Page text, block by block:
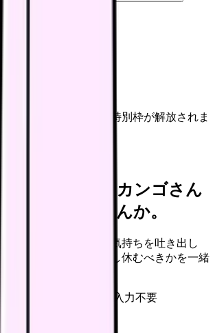
きますか？
と解放
（未開放）
と、転職サポートの特別枠が解放されま
苦しいなら、カンゴさん
話してみませんか。
は進みません。今の気持ちを吐き出し
、辞めるべきか、少し休むべきかを一緒
し売りなし
病院名は入力不要
から相談する